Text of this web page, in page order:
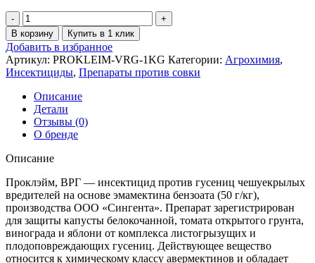
В корзину Купить в 1 клик
Добавить в избранное
Артикул: PROKLEIM-VRG-1KG Категории: Агрохимия,
Инсектициды, Препараты против совки
Описание
Детали
Отзывы (0)
О бренде
Описание
Проклэйм, ВРГ — инсектицид против гусениц чешуекрылых
вредителей на основе эмамектина бензоата (50 г/кг),
производства ООО «Сингента». Препарат зарегистрирован
для защиты капусты белокочанной, томата открытого грунта,
винограда и яблони от комплекса листогрызущих и
плодоповреждающих гусениц. Действующее вещество
относится к химическому классу авермектинов и обладает